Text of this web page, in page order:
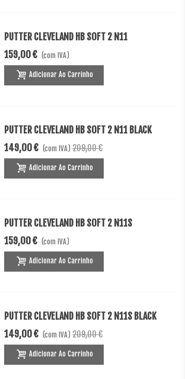
PUTTER CLEVELAND HB SOFT 2 N11
159,00 € (com IVA)
Adicionar Ao Carrinho
-60,00 €
PUTTER CLEVELAND HB SOFT 2 N11 BLACK
149,00 € (com IVA) 209,00 €
Adicionar Ao Carrinho
PUTTER CLEVELAND HB SOFT 2 N11S
159,00 € (com IVA)
Adicionar Ao Carrinho
-60,00 €
PUTTER CLEVELAND HB SOFT 2 N11S BLACK
149,00 € (com IVA) 209,00 €
Adicionar Ao Carrinho